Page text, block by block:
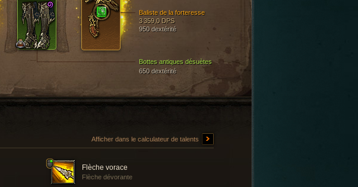
Bottes antiques désuètes
650 dextérité
Baliste de la forteresse
3 359,0 DPS
950 dextérité
Afficher dans le calculateur de talents
Flèche vorace
Flèche dévorante